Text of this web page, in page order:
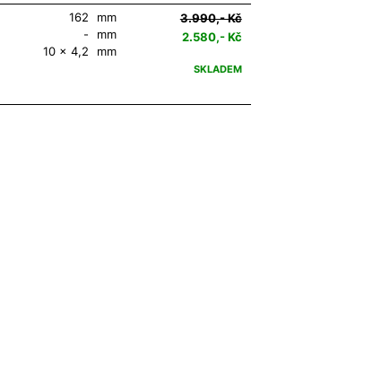
162
mm
-
mm
10 x 4,2 mm
3.990,- Kč
2.580,- Kč
SKLADEM